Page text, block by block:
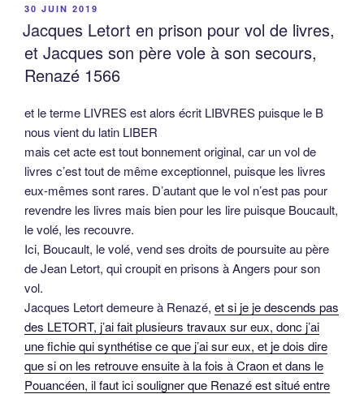
PUBLIÉ
LE
30 JUIN 2019
Jacques Letort en prison pour vol de livres,
et Jacques son père vole à son secours,
Renazé 1566
et le terme LIVRES est alors écrit LIBVRES puisque le B
nous vient du latin LIBER
mais cet acte est tout bonnement original, car un vol de
livres c’est tout de même exceptionnel, puisque les livres
eux-mêmes sont rares. D’autant que le vol n’est pas pour
revendre les livres mais bien pour les lire puisque Boucault,
le volé, les recouvre.
Ici, Boucault, le volé, vend ses droits de poursuite au père
de Jean Letort, qui croupit en prisons à Angers pour son
vol.
Jacques Letort demeure à Renazé, et si je je descends pas
des LETORT, j’ai fait plusieurs travaux sur eux, donc j’ai
une fichie qui synthétise ce que j’ai sur eux, et je dois dire
que si on les retrouve ensuite à la fois à Craon et dans le
Pouancéen, il faut ici souligner que Renazé est situé entre